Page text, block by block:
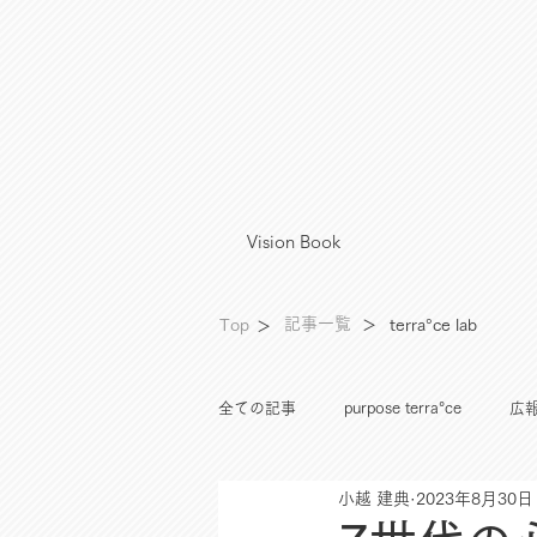
Vision Book
Top ＞ 記事一覧 ＞ terra°ce lab
全ての記事 purpose terra°ce 広
小越 建典 2023年8月30日